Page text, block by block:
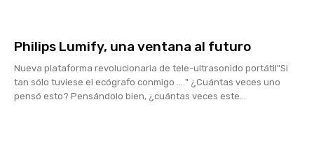
Philips Lumify, una ventana al futuro
Nueva plataforma revolucionaria de tele-ultrasonido portátil"Si
tan sólo tuviese el ecógrafo conmigo ... " ¿Cuántas veces uno
pensó esto? Pensándolo bien, ¿cuántas veces este...